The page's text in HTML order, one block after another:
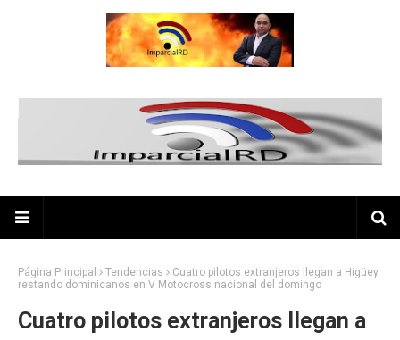
Página Principal Tendencias
Cuatro pilotos extranjeros llegan a Higüey
restando dominicanos en V Motocross nacional del domingo
Cuatro pilotos extranjeros llegan a